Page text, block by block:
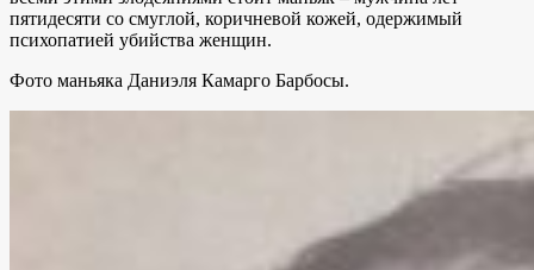
пятидесяти со смуглой, коричневой кожей, одержимый
психопатией убийства женщин.
Фото маньяка Даниэля Камарго Барбосы.